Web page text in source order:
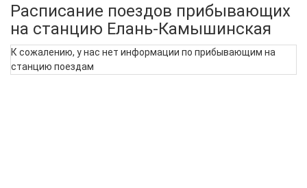
Расписание поездов прибывающих
на станцию Елань-Камышинская
К сожалению, у нас нет информации по прибывающим на
станцию поездам